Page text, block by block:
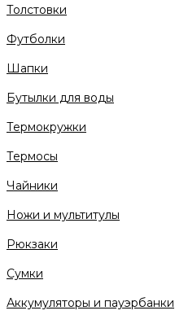
Толстовки
Футболки
Шапки
Бутылки для воды
Термокружки
Термосы
Чайники
Ножи и мультитулы
Рюкзаки
Сумки
Аккумуляторы и пауэрбанки